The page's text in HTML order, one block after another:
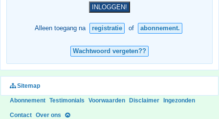
Alleen toegang na registratie of abonnement.
Wachtwoord vergeten??
Sitemap
Abonnement Testimonials Voorwaarden Disclaimer Ingezonden
Contact Over ons